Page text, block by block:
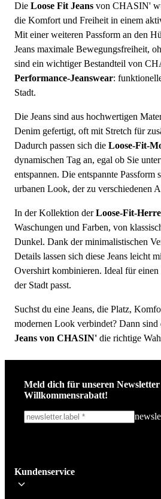
Die Loose Fit Jeans von CHASIN'
die Komfort und Freiheit in einem
Mit einer weiteren Passform an den
Jeans maximale Bewegungsfreiheit,
sind ein wichtiger Bestandteil von
Performance-Jeanswear:
Stadt.
Die Jeans sind aus hochwertigen
Denim gefertigt, oft mit Stretch für
Dadurch passen sich die Loose-Fit-
dynamischen Tag an, egal ob Sie
entspannen. Die entspannte Passform
urbanen Look, der zu verschiedenen
In der Kollektion derLoose-Fit-
Waschungen und Farben, von
Dunkel. Dank der minimalistischen
Details lassen sich diese Jeans leicht
Overshirt kombinieren. Ideal für
der Stadt passt.
Suchst du eine Jeans, die Platz,
modernen Look verbindet? Dann sind
Jeans von CHASIN' die richtige
Meld dich für unseren
Willkommensrabatt!
Bleib auf dem Laufenden über die
Aktionen. Wir geben deine E-Mail-
Kundenservice